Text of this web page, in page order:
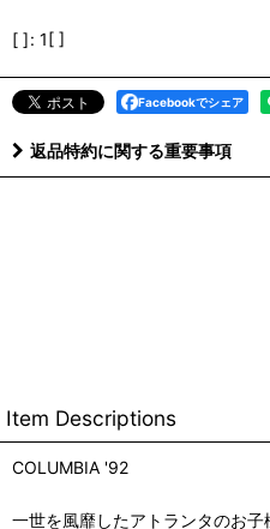
[ ]: 1[ ]
Facebookでシェア
返品特約に関する重要事項
Item Descriptions
COLUMBIA '92
一世を風靡したアトランタのお